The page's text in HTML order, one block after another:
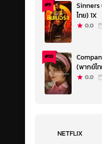
#9
Sinners
ไทย) 1X
0.0
#10
(พากย์ไ
0.0
NETFLIX